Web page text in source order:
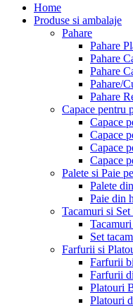
Home
Produse si ambalaje
Pahare
Pahare
Pahare
Pahare
Pahare/
Pahare
Capace pentru
Capace
Capace
Capace
Capace
Palete si Paie
Palete
Paie din
Tacamuri si Set
Set
Farfurii si
Farfurii
Farfurii
Platouri
Platouri